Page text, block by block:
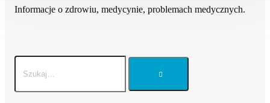
Informacje o zdrowiu, medycynie, problemach medycznych.